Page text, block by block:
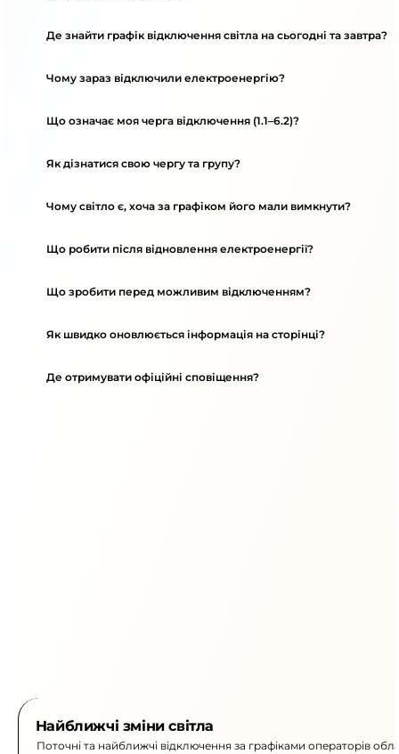
Де знайти графік відключення світла на сьогодні та завтра?
Чому зараз відключили електроенергію?
Що означає моя черга відключення (1.1–6.2)?
Як дізнатися свою чергу та групу?
Чому світло є, хоча за графіком його мали вимкнути?
Що робити після відновлення електроенергії?
Що зробити перед можливим відключенням?
Як швидко оновлюється інформація на сторінці?
Де отримувати офіційні сповіщення?
Найближчі зміни світла
Поточні та найближчі відключення за графіками операторів